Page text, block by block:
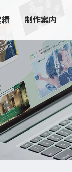
制作案内